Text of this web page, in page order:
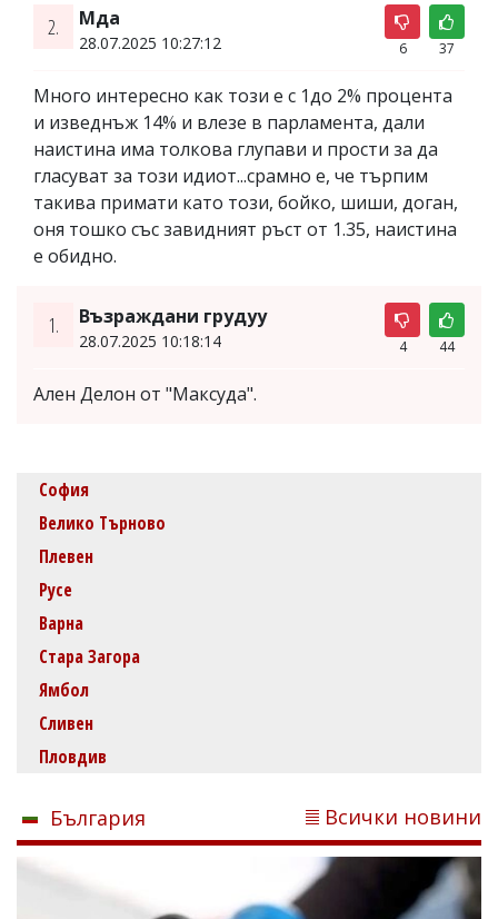
2. Мда
28.07.2025 10:27:12 6 37
Много интересно как този е с 1до 2% процента
и изведнъж 14% и влезе в парламента, дали
наистина има толкова глупави и прости за да
гласуват за този идиот...срамно е, че търпим
такива примати като този, бойко, шиши, доган,
оня тошко със завидният ръст от 1.35, наистина
е обидно.
1. Възраждани грудуу
28.07.2025 10:18:14 4 44
Ален Делон от "Максуда".
София
Велико Търново
Плевен
Русе
Варна
Стара Загора
Ямбол
Сливен
Пловдив
България Всички новини